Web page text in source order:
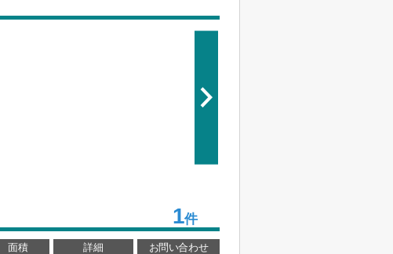
1件
面積 詳細
お問い合わせ